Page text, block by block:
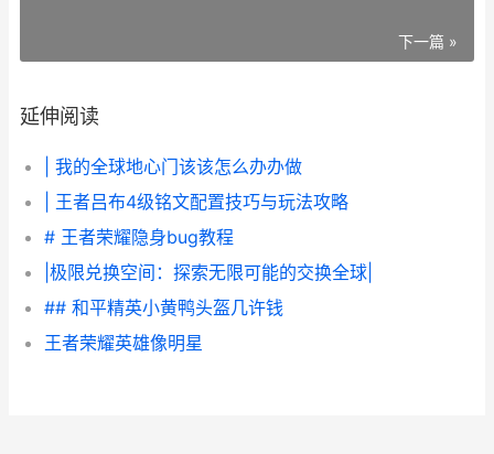
下一篇 »
延伸阅读
| 我的全球地心门该该怎么办办做
| 王者吕布4级铭文配置技巧与玩法攻略
# 王者荣耀隐身bug教程
|极限兑换空间：探索无限可能的交换全球|
## 和平精英小黄鸭头盔几许钱
王者荣耀英雄像明星